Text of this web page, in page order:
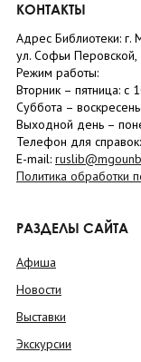
КОНТАКТЫ
Адрес Библиотеки: г.
ул. Софьи
Режим работы:
Вторник – пятница: с
Суббота – в
Выходной день –
Телефон для справок:
E-mail:
Политика обработки
РАЗДЕЛЫ САЙТА
Афиша
Новости
Выставки
Экскурсии